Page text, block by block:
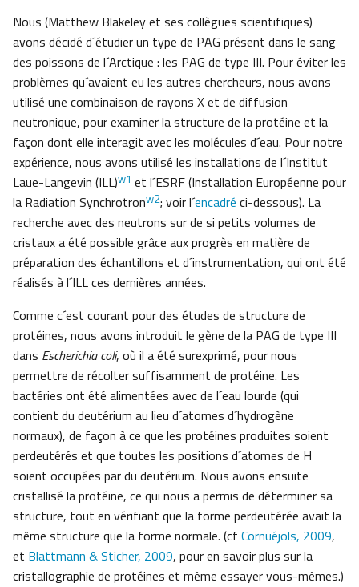
Nous (Matthew Blakeley et ses collègues scientifiques)
avons décidé d´étudier un type de PAG présent dans le sang
des poissons de l´Arctique : les PAG de type III. Pour éviter les
problèmes qu´avaient eu les autres chercheurs, nous avons
utilisé une combinaison de rayons X et de diffusion
neutronique, pour examiner la structure de la protéine et la
façon dont elle interagit avec les molécules d´eau. Pour notre
expérience, nous avons utilisé les installations de l´Institut
Laue-Langevin (ILL)w1 et l´ESRF (Installation Européenne pour
la Radiation Synchrotronw2; voir l´encadré ci-dessous). La
recherche avec des neutrons sur de si petits volumes de
cristaux a été possible grâce aux progrès en matière de
préparation des échantillons et d´instrumentation, qui ont été
réalisés à l´ILL ces dernières années.
Comme c´est courant pour des études de structure de
protéines, nous avons introduit le gène de la PAG de type III
dans Escherichia coli, où il a été surexprimé, pour nous
permettre de récolter suffisamment de protéine. Les
bactéries ont été alimentées avec de l´eau lourde (qui
contient du deutérium au lieu d´atomes d´hydrogène
normaux), de façon à ce que les protéines produites soient
perdeutérés et que toutes les positions d´atomes de H
soient occupées par du deutérium. Nous avons ensuite
cristallisé la protéine, ce qui nous a permis de déterminer sa
structure, tout en vérifiant que la forme perdeutérée avait la
même structure que la forme normale. (cf Cornuéjols, 2009,
et Blattmann & Sticher, 2009, pour en savoir plus sur la
cristallographie de protéines et même essayer vous-mêmes.)